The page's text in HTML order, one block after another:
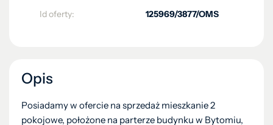
Id oferty: 125969/3877/OMS
Opis
Posiadamy w ofercie na sprzedaż mieszkanie 2
pokojowe, położone na parterze budynku w Bytomiu,